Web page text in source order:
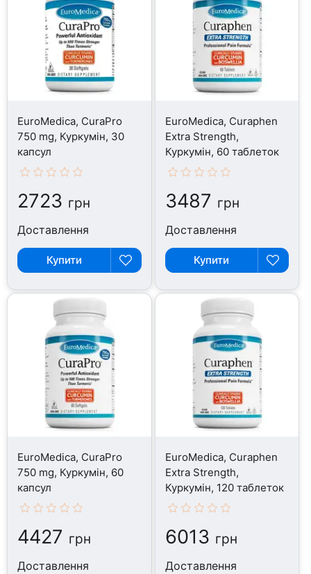
EuroMedica, CuraPro
750 mg, Куркумін, 30
капсул
2723 грн
Доставлення
Купити
EuroMedica, Curaphen
Extra Strength,
Куркумін, 60 таблеток
3487 грн
Доставлення
Купити
EuroMedica, CuraPro
750 mg, Куркумін, 60
капсул
4427 грн
Доставлення
EuroMedica, Curaphen
Extra Strength,
Куркумін, 120 таблеток
6013 грн
Доставлення